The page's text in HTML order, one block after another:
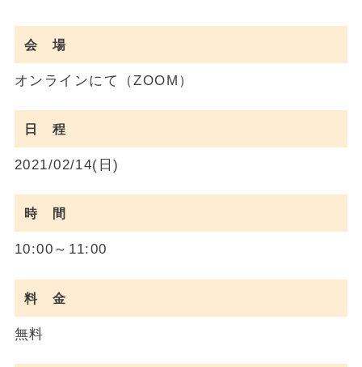
会 場
オンラインにて（ZOOM）
日 程
2021/02/14(日)
時 間
10:00～11:00
料 金
無料